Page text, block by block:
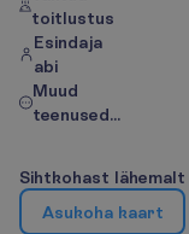
toitlustus
Esindaja
abi
Muud
teenused...
Sihtkohast lähemalt
Asukoha kaart